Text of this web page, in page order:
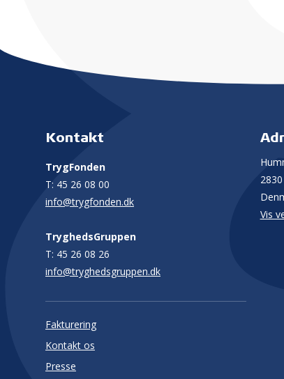
Kontakt
TrygFonden
T: 45 26 08 00
info@trygfonden.dk
TryghedsGruppen
T: 45 26 08 26
info@tryghedsgruppen.dk
Vis
Fakturering
Kontakt os
Presse